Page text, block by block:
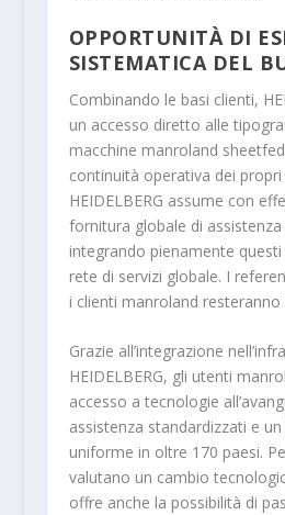
OPPORTUNITÀ DI
SISTEMATICA DEL
Combinando le basi clienti,
un accesso diretto alle
macchine manroland
continuità operativa dei
HEIDELBERG assume con
fornitura globale di
integrando pienamente
rete di servizi globale. I
i clienti manroland resteranno
Grazie all’integrazione
HEIDELBERG, gli utenti
accesso a tecnologie
assistenza standardizzati e
uniforme in oltre 170 paesi.
valutano un cambio
offre anche la possibilità di